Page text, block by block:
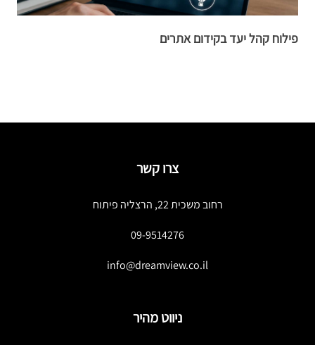
פילוח קהל יעד בקידום אתרים
צרו קשר
רחוב משכית 22, הרצליה פיתוח
09-9514276
info@dreamview.co.il
ניווט מהיר